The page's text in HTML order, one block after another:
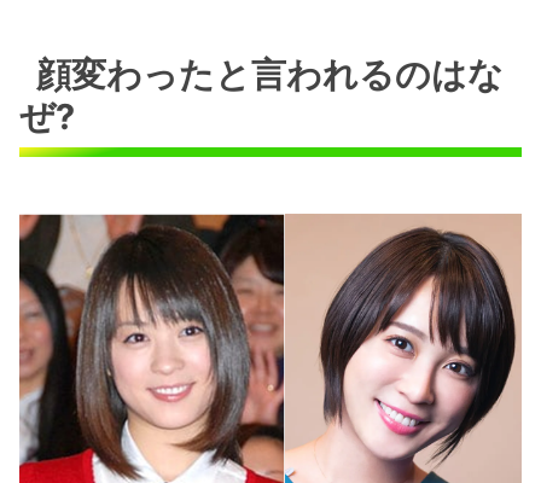
顔変わったと言われるのはな
ぜ?